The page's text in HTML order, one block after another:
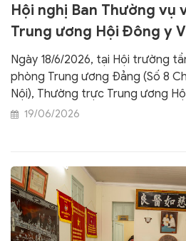
Hội nghị Ban Thường vụ
Trung ương Hội Đông y
(mở rộng) - Chuẩn bị
lần thứ XV và Lễ kỷ
thành lập Hội
Ngày 18/6/2026, tại Hội trường
phòng Trung ương Đảng (Số 8
Nội), Thường trực Trung ương
long trọng tổ chức Hội nghị Ban
Việt Nam.
19/06/2026